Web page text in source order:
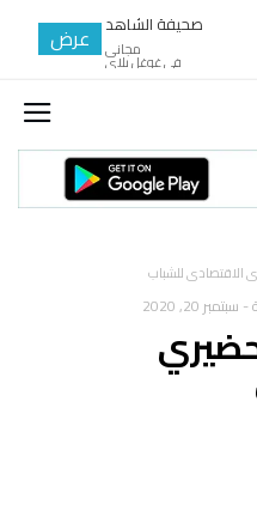
الاقتصادي للشباب
- سبتمبر 20, 2020
صحيفة الشاهد
مجانى
في غوغل بلاي
عرض